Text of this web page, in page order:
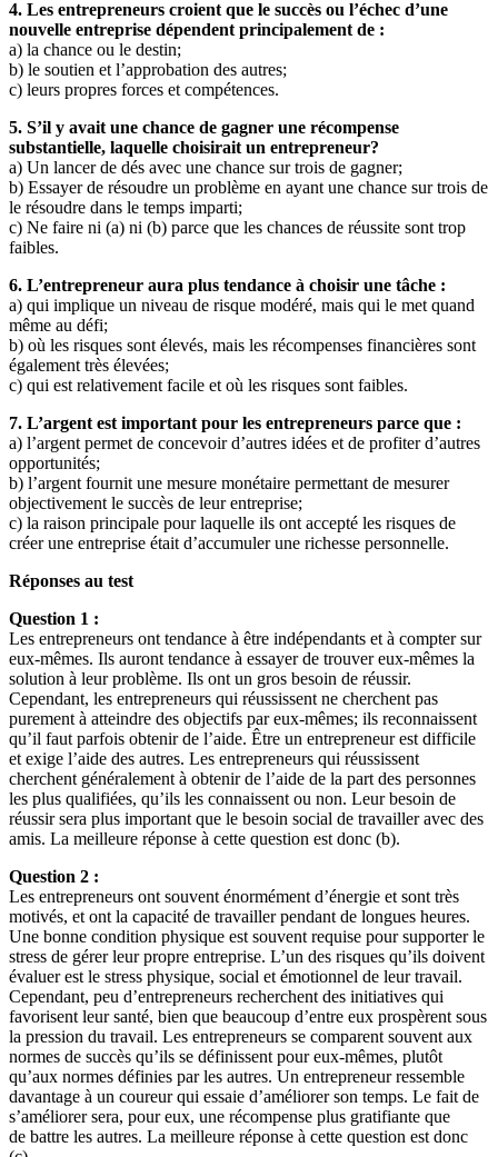
4. Les entrepreneurs croient que le succès ou l’échec d’une
nouvelle entreprise dépendent principalement de :
a) la chance ou le destin;
b) le soutien et l’approbation des autres;
c) leurs propres forces et compétences.
5. S’il y avait une chance de gagner une récompense
substantielle, laquelle choisirait un entrepreneur?
a) Un lancer de dés avec une chance sur trois de gagner;
b) Essayer de résoudre un problème en ayant une chance sur trois de
le résoudre dans le temps imparti;
c) Ne faire ni (a) ni (b) parce que les chances de réussite sont trop
faibles.
6. L’entrepreneur aura plus tendance à choisir une tâche :
a) qui implique un niveau de risque modéré, mais qui le met quand
même au défi;
b) où les risques sont élevés, mais les récompenses financières sont
également très élevées;
c) qui est relativement facile et où les risques sont faibles.
7. L’argent est important pour les entrepreneurs parce que :
a) l’argent permet de concevoir d’autres idées et de profiter d’autres
opportunités;
b) l’argent fournit une mesure monétaire permettant de mesurer
objectivement le succès de leur entreprise;
c) la raison principale pour laquelle ils ont accepté les risques de
créer une entreprise était d’accumuler une richesse personnelle.
Réponses au test
Question 1 :
Les entrepreneurs ont tendance à être indépendants et à compter sur
eux-mêmes. Ils auront tendance à essayer de trouver eux-mêmes la
solution à leur problème. Ils ont un gros besoin de réussir.
Cependant, les entrepreneurs qui réussissent ne cherchent pas
purement à atteindre des objectifs par eux-mêmes; ils reconnaissent
qu’il faut parfois obtenir de l’aide. Être un entrepreneur est difficile
et exige l’aide des autres. Les entrepreneurs qui réussissent
cherchent généralement à obtenir de l’aide de la part des personnes
les plus qualifiées, qu’ils les connaissent ou non. Leur besoin de
réussir sera plus important que le besoin social de travailler avec des
amis. La meilleure réponse à cette question est donc (b).
Question 2 :
Les entrepreneurs ont souvent énormément d’énergie et sont très
motivés, et ont la capacité de travailler pendant de longues heures.
Une bonne condition physique est souvent requise pour supporter le
stress de gérer leur propre entreprise. L’un des risques qu’ils doivent
évaluer est le stress physique, social et émotionnel de leur travail.
Cependant, peu d’entrepreneurs recherchent des initiatives qui
favorisent leur santé, bien que beaucoup d’entre eux prospèrent sous
la pression du travail. Les entrepreneurs se comparent souvent aux
normes de succès qu’ils se définissent pour eux-mêmes, plutôt
qu’aux normes définies par les autres. Un entrepreneur ressemble
davantage à un coureur qui essaie d’améliorer son temps. Le fait de
s’améliorer sera, pour eux, une récompense plus gratifiante que
de battre les autres. La meilleure réponse à cette question est donc